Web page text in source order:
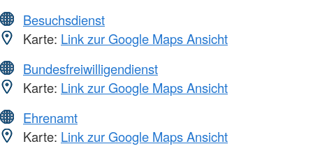
Besuchsdienst
Karte: Link zur Google Maps Ansicht
Bundesfreiwilligendienst
Karte: Link zur Google Maps Ansicht
Ehrenamt
Karte: Link zur Google Maps Ansicht